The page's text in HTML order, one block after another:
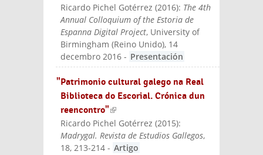
Ricardo Pichel Gotérrez (2016): The 4th
Annual Colloquium of the Estoria de
Espanna Digital Project, University of
Birmingham (Reino Unido), 14
decembro 2016 - Presentación
"Patrimonio cultural galego na Real
Biblioteca do Escorial. Crónica dun
reencontro"(link is external)
Ricardo Pichel Gotérrez (2015):
Madrygal. Revista de Estudios Gallegos,
18, 213-214 - Artigo